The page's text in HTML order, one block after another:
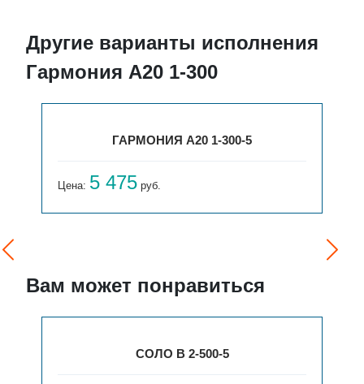
Другие варианты исполнения
Гармония А20 1-300
ГАРМОНИЯ А20 1-300-5
Цена: 5 475 руб.
Вам может понравиться
СОЛО В 2-500-5